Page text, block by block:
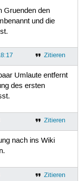
Gruenden den
und die
Zitieren
Umlaute entfernt
des ersten
Zitieren
nach ins Wiki
Zitieren